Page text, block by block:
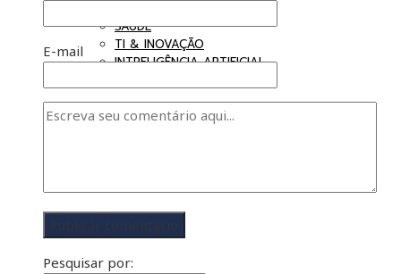
SAÚDE
TI & INOVAÇÃO
INTRELIGÊNCIA ARTIFICIAL
E-mail
Pesquisar por: